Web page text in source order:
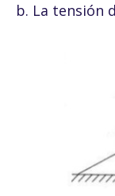
b. La tensión